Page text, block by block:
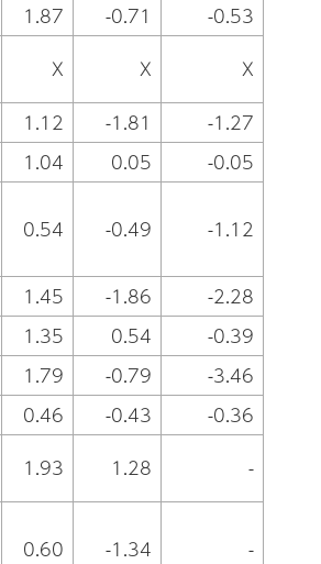
1.87 -0.71
-0.53
X X
X
1.12 -1.81
-1.27
1.04 0.05
-0.05
0.54 -0.49 -1.12
1.45 -1.86
-2.28
1.35 0.54
-0.39
1.79 -0.79
-3.46
0.46 -0.43
-0.36
1.93 1.28
-
0.60 -1.34 -